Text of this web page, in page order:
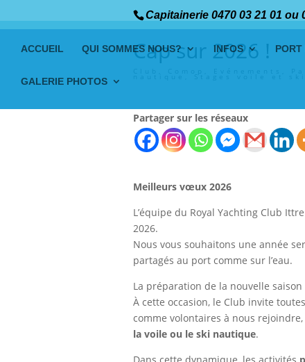
Capitainerie 0470 03 21 01 ou
ACCUEIL QUI SOMMES NOUS? INFOS
GALERIE PHOTOS
Cap sur 2026 !
Partager sur les réseaux
Meilleurs vœux 2026
L’équipe du Royal Yachting Club
2026.
Nous vous souhaitons une année
partagés au port comme sur l’eau.
La préparation de la nouvelle
À cette occasion, le Club invite
comme volontaires à nous
la voile ou le ski nautique.